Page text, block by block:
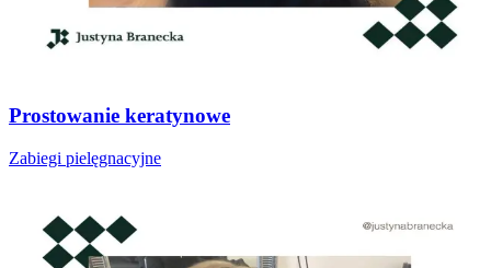
Prostowanie keratynowe
Zabiegi pielęgnacyjne